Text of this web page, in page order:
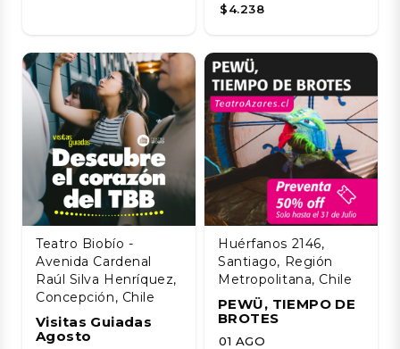
$4.238
Teatro Biobío -
Avenida Cardenal
Raúl Silva Henríquez,
Concepción, Chile
Visitas Guiadas
Agosto
Huérfanos 2146,
Santiago, Región
Metropolitana, Chile
PEWÜ, TIEMPO DE
BROTES
01 AGO